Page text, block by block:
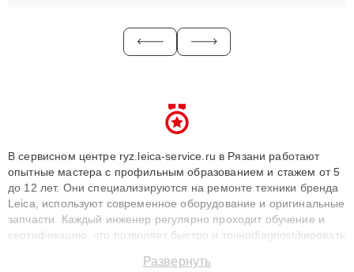
В сервисном центре ryz.leica-service.ru в Рязани работают
опытные мастера с профильным образованием и стажем от 5
до 12 лет. Они специализируются на ремонте техники бренда
Leica, используют современное оборудование и оригинальные
запчасти. Каждый инженер регулярно проходит обучение и
сертификацию, что позволяет быстро и точноdiagnostikировать
до 3 лет. Наши мастера решают сложные случаи: от замены
Развернуть